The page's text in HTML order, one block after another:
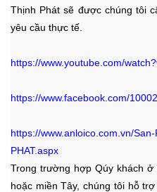
Thịnh Phát sẽ được chúng tôi
yêu cầu thực tế.
https://www.youtube.com/
https://www.facebook.com/
https://www.anloico.com.vn/
PHAT.aspx
Trong trường hợp Qúy khách ở
hoặc miền Tây, chúng tôi hỗ